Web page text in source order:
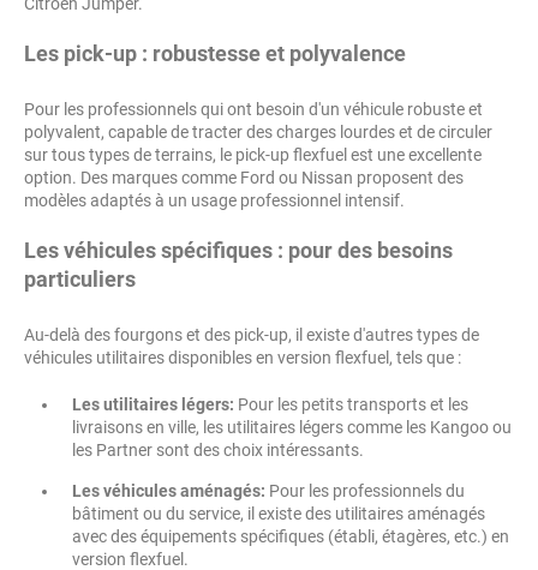
Les pick-up : robustesse et polyvalence
Pour les professionnels qui ont besoin d'un véhicule robuste et
polyvalent, capable de tracter des charges lourdes et de circuler
sur tous types de terrains, le pick-up flexfuel est une excellente
option. Des marques comme Ford ou Nissan proposent des
modèles adaptés à un usage professionnel intensif.
Les véhicules spécifiques : pour des besoins
particuliers
Au-delà des fourgons et des pick-up, il existe d'autres types de
véhicules utilitaires disponibles en version flexfuel, tels que :
Les utilitaires légers: Pour les petits transports et les
livraisons en ville, les utilitaires légers comme les Kangoo ou
les Partner sont des choix intéressants.
Les véhicules aménagés: Pour les professionnels du
bâtiment ou du service, il existe des utilitaires aménagés
avec des équipements spécifiques (établi, étagères, etc.) en
version flexfuel.